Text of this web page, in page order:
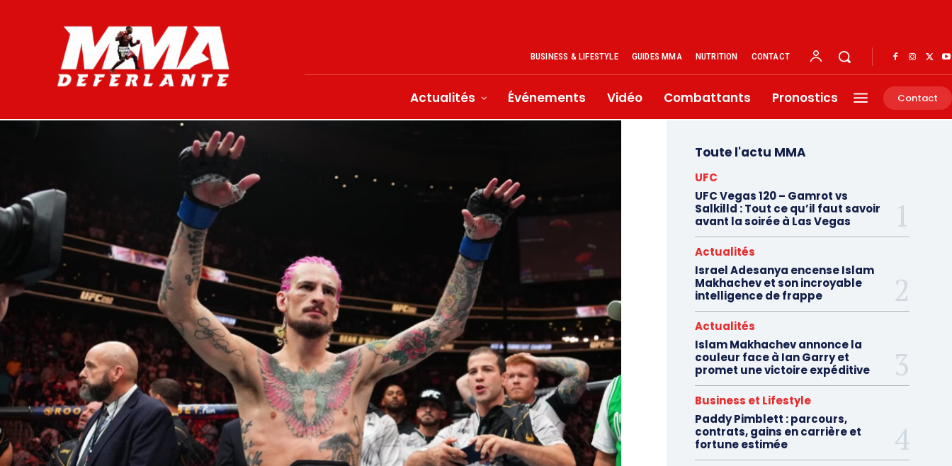
BUSINESS & LIFESTYLE GUIDES MMA NUTRITION CONTACT
Actualités Événements Vidéo Combattants Pronostics Contact
Toute l'actu MMA
UFC
UFC Vegas 120 – Gamrot vs
Salkilld : Tout ce qu’il faut savoir
avant la soirée à Las Vegas
Actualités
Israel Adesanya encense Islam
Makhachev et son incroyable
intelligence de frappe
Actualités
Islam Makhachev annonce la
couleur face à Ian Garry et
promet une victoire expéditive
Business et Lifestyle
Paddy Pimblett : parcours,
contrats, gains en carrière et
fortune estimée